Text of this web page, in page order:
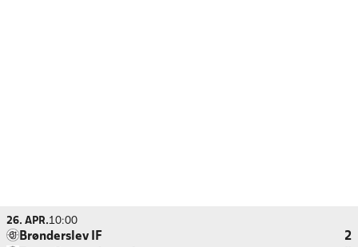
26. APR.10:00
Brønderslev IF
2